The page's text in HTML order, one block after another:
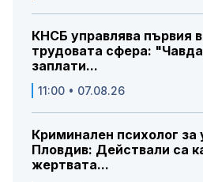
КНСБ управлява първия
трудовата сфера:
заплати...
11:00 • 07.08.26
Криминален психолог за
Пловдив: Действали са
жертвата...